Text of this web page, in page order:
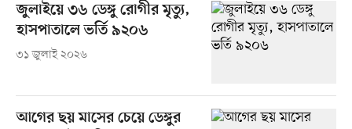
জুলাইয়ে ৩৬ ডেঙ্গু রোগীর মৃত্যু,
হাসপাতালে ভর্তি ৯২০৬
৩১ জুলাই ২০২৬
আগের ছয় মাসের চেয়ে ডেঙ্গুর